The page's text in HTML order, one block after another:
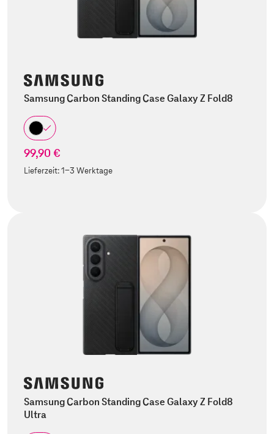
Samsung Carbon Standing Case Galaxy Z Fold8
99,90 €
Lieferzeit:1-3 Werktage
Samsung Carbon Standing Case Galaxy Z Fold8
Ultra